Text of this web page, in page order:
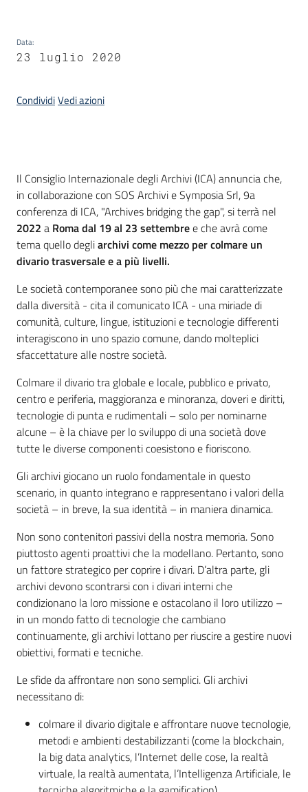
su
Data:
23 luglio 2020
CondividiVedi azioni
Introduzione
Il Consiglio Internazionale degli Archivi (ICA) annuncia che,
in collaborazione con SOS Archivi e Symposia Srl, 9a
conferenza di ICA, "Archives bridging the gap", si terrà nel
2022 a Roma dal 19 al 23 settembree che avrà come
tema quello degliarchivi come mezzo per colmare un
divario trasversale e a più livelli.
Le società contemporanee sono più che mai caratterizzate
dalla diversità - cita il comunicato ICA - una miriade di
comunità, culture, lingue, istituzioni e tecnologie differenti
interagiscono in uno spazio comune, dando molteplici
sfaccettature alle nostre società.
Colmare il divario tra globale e locale, pubblico e privato,
centro e periferia, maggioranza e minoranza, doveri e diritti,
tecnologie di punta e rudimentali – solo per nominarne
alcune – è la chiave per lo sviluppo di una società dove
tutte le diverse componenti coesistono e fioriscono.
Gli archivi giocano un ruolo fondamentale in questo
scenario, in quanto integrano e rappresentano i valori della
società – in breve, la sua identità – in maniera dinamica.
Non sono contenitori passivi della nostra memoria. Sono
piuttosto agenti proattivi che la modellano. Pertanto, sono
un fattore strategico per coprire i divari. D’altra parte, gli
archivi devono scontrarsi con i divari interni che
condizionano la loro missione e ostacolano il loro utilizzo –
in un mondo fatto di tecnologie che cambiano
continuamente, gli archivi lottano per riuscire a gestire nuovi
obiettivi, formati e tecniche.
Le sfide da affrontare non sono semplici. Gli archivi
necessitano di:
colmare il divario digitale e affrontare nuove tecnologie,
metodi e ambienti destabilizzanti (come la blockchain,
la big data analytics, l’Internet delle cose, la realtà
virtuale, la realtà aumentata, l’Intelligenza Artificiale, le